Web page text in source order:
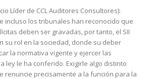
Líder de CCL Auditores Consultores):
incluso los tribunales han reconocido que
deben ser gravadas, por tanto, el SII
su rol en la sociedad, donde su deber
la normativa vigente y ejercer las
ley le ha conferido. Exigirle algo distinto
renuncie precisamente a la función para la